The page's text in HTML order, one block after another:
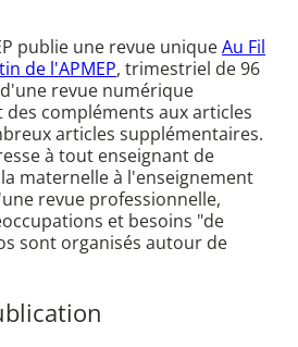
publie une revue uniqueAu Fil
de l'APMEP, trimestriel de 96
revue numérique
compléments aux articles
articles supplémentaires.
à tout enseignant de
maternelle à l'enseignement
revue professionnelle,
et besoins "de
sont organisés autour de